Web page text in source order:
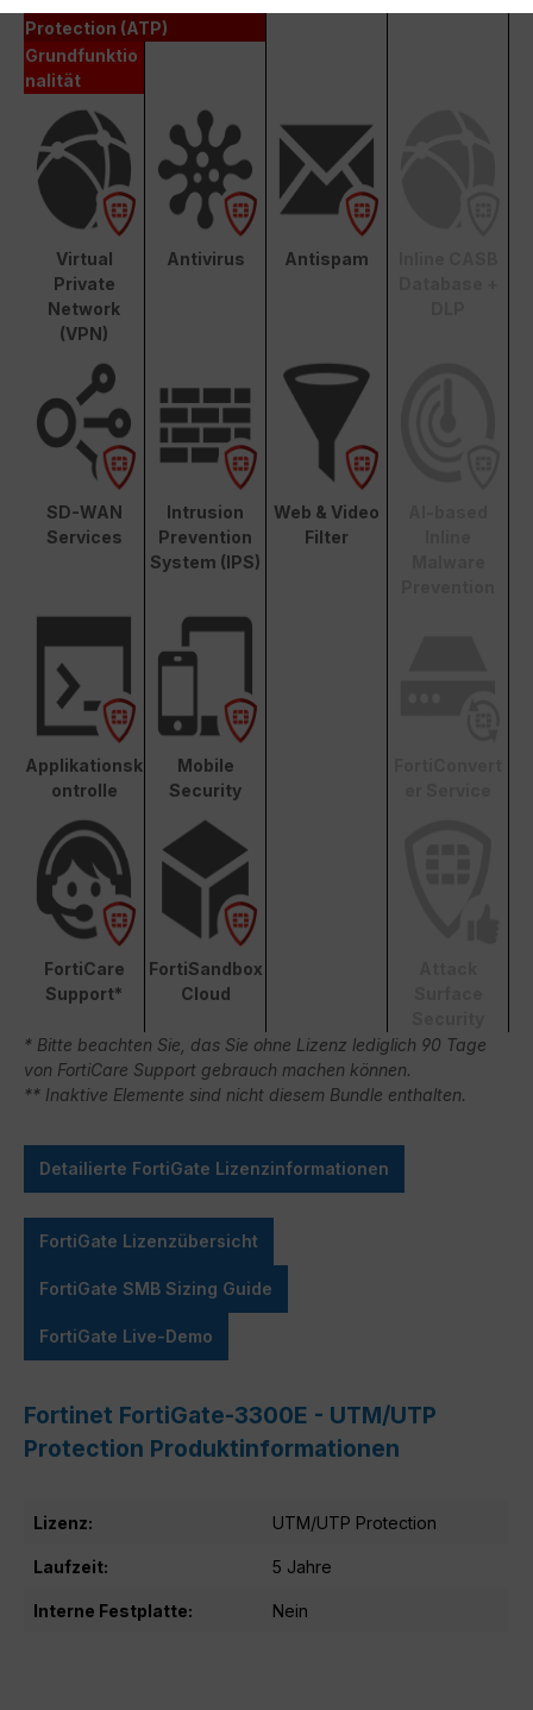
Protection (ATP)
Grundfunktio
nalität
Virtual
Private
Network
(VPN)
Antivirus Antispam
SD-WAN
Services
Intrusion
Prevention
System (IPS)
Web & Video
Filter
Applikationsk
ontrolle
Mobile
Security
FortiCare
Support*
FortiSandbox
Cloud
* Bitte beachten Sie, das Sie ohne Lizenz lediglich 90 Tage
von FortiCare Support gebrauch machen können.
** Inaktive Elemente sind nicht diesem Bundle enthalten.
Detailierte FortiGate Lizenzinformationen
FortiGate Lizenzübersicht
FortiGate SMB Sizing Guide
FortiGate Live-Demo
Fortinet FortiGate-3300E - UTM/UTP
Protection Produktinformationen
Lizenz: UTM/UTP Protection
Laufzeit: 5 Jahre
Interne Festplatte: Nein